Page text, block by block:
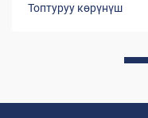
иэлери үчүн
Топтуруу көрүнүш